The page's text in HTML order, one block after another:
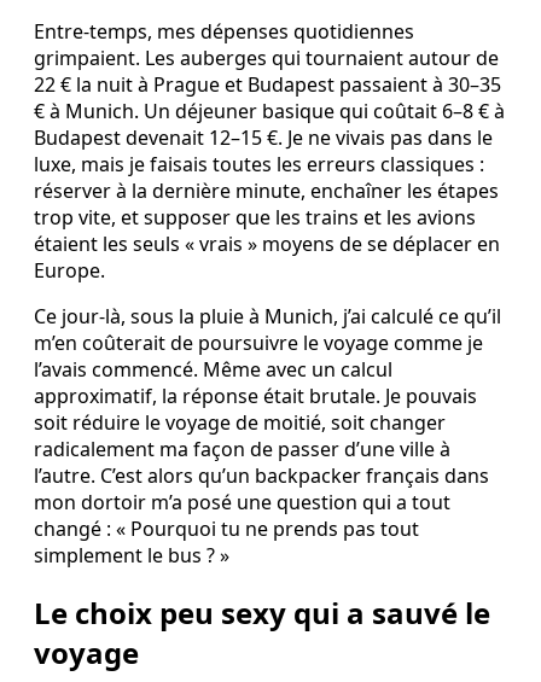
Entre‑temps, mes dépenses quotidiennes
grimpaient. Les auberges qui tournaient autour de
22 € la nuit à Prague et Budapest passaient à 30–35
€ à Munich. Un déjeuner basique qui coûtait 6–8 € à
Budapest devenait 12–15 €. Je ne vivais pas dans le
luxe, mais je faisais toutes les erreurs classiques :
réserver à la dernière minute, enchaîner les étapes
trop vite, et supposer que les trains et les avions
étaient les seuls « vrais » moyens de se déplacer en
Europe.
Ce jour‑là, sous la pluie à Munich, j’ai calculé ce qu’il
m’en coûterait de poursuivre le voyage comme je
l’avais commencé. Même avec un calcul
approximatif, la réponse était brutale. Je pouvais
soit réduire le voyage de moitié, soit changer
radicalement ma façon de passer d’une ville à
l’autre. C’est alors qu’un backpacker français dans
mon dortoir m’a posé une question qui a tout
changé : « Pourquoi tu ne prends pas tout
simplement le bus ? »
Le choix peu sexy qui a sauvé le
voyage